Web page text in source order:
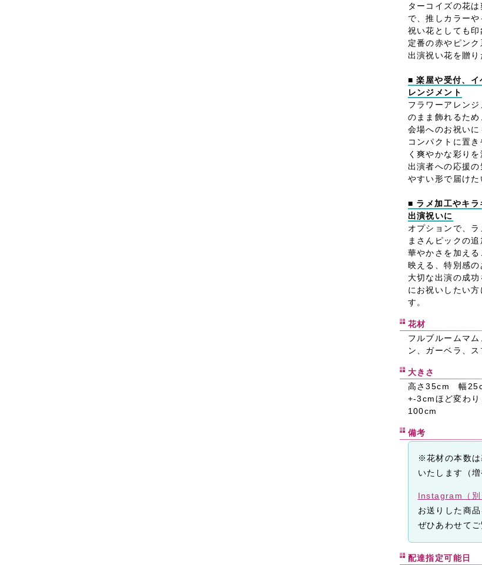
ターコイズの花
で、推しカラー
祝い花としても印
定番の赤やピン
出演祝い花を贈り
■ 楽屋や受付、イ
レンジメント
フラワーアレン
のまま飾れるた
会場へのお祝いに
コンパクトに置
く爽やかな彩りを
出演者への応援
やすい形で届けた
■ ラメ加工やキラ
出演祝いに
オプションで、
まさんピックの追
華やかさを加え
映える、特別感の
大切な出演の成
にお祝いしたい
す。
花材
フルブルームマ
ン、ガーベラ、
大きさ
高さ35cm 幅
+-3cmほど変わ
100cm
備考
※花材の本数は
いたします（
Instagram（別
お送りした商
ぜひあわせてご
配達指定可能日